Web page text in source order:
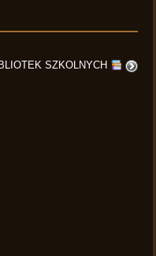
SZKOLNYCH